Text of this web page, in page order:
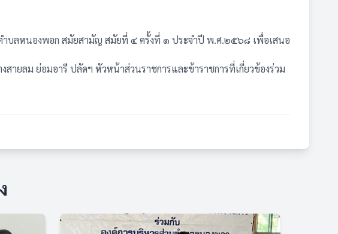
ำบลหนองพอก สมัยสามัญ สมัยที่ ๔ ครั้งที่ ๑ ประจำปี พ.ศ.๒๕๖๘ เพื่อเสนอ
ยลม ย่อมอารี ปลัดฯ หัวหน้าส่วนราชการและข้าราชการที่เกี่ยวข้องร่วม